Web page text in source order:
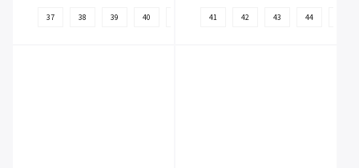
37 38 39 40 42 43 44 45
41 42 43 44